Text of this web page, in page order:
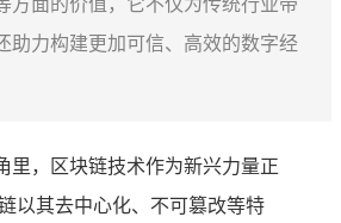
助力构建更加可信、高效的数字经
里，区块链技术作为新兴力量正
以其去中心化、不可篡改等特